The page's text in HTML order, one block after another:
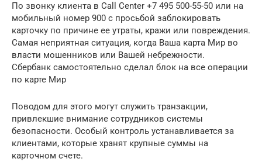
По звонку клиента в Call Center +7 495 500-55-50 или на
мобильный номер 900 с просьбой заблокировать
карточку по причине ее утраты, кражи или повреждения.
Самая неприятная ситуация, когда Ваша карта Мир во
власти мошенников или Вашей небрежности.
Сбербанк самостоятельно сделал блок на все операции
по карте Мир
Поводом для этого могут служить транзакции,
привлекшие внимание сотрудников системы
безопасности. Особый контроль устанавливается за
клиентами, которые хранят крупные суммы на
карточном счете.